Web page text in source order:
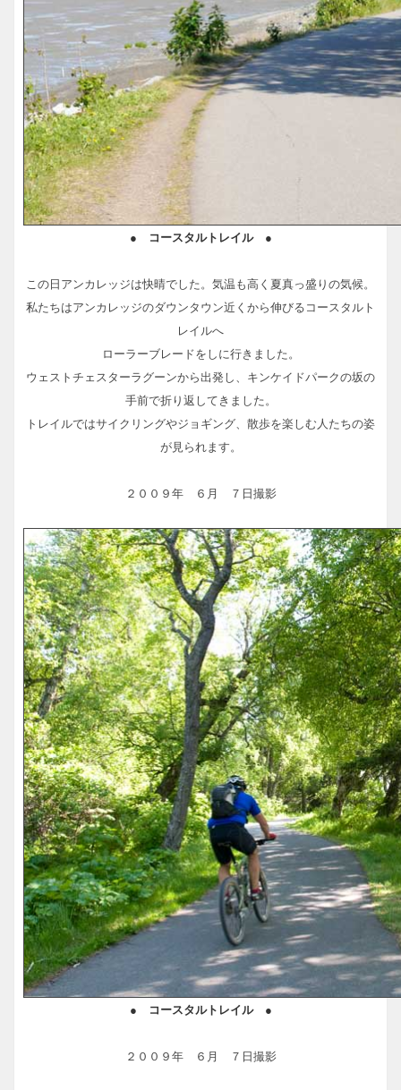
● コースタルトレイル ●
この日アンカレッジは快晴でした。気温も高く夏真っ盛りの気候。
私たちはアンカレッジのダウンタウン近くから伸びるコースタルト
レイルへ
ローラーブレードをしに行きました。
ウェストチェスターラグーンから出発し、キンケイドパークの坂の
手前で折り返してきました。
トレイルではサイクリングやジョギング、散歩を楽しむ人たちの姿
が見られます。
２００９年 ６月 ７日撮影
● コースタルトレイル ●
２００９年 ６月 ７日撮影